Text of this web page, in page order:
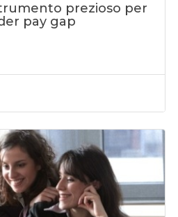
prezioso per
pay gap